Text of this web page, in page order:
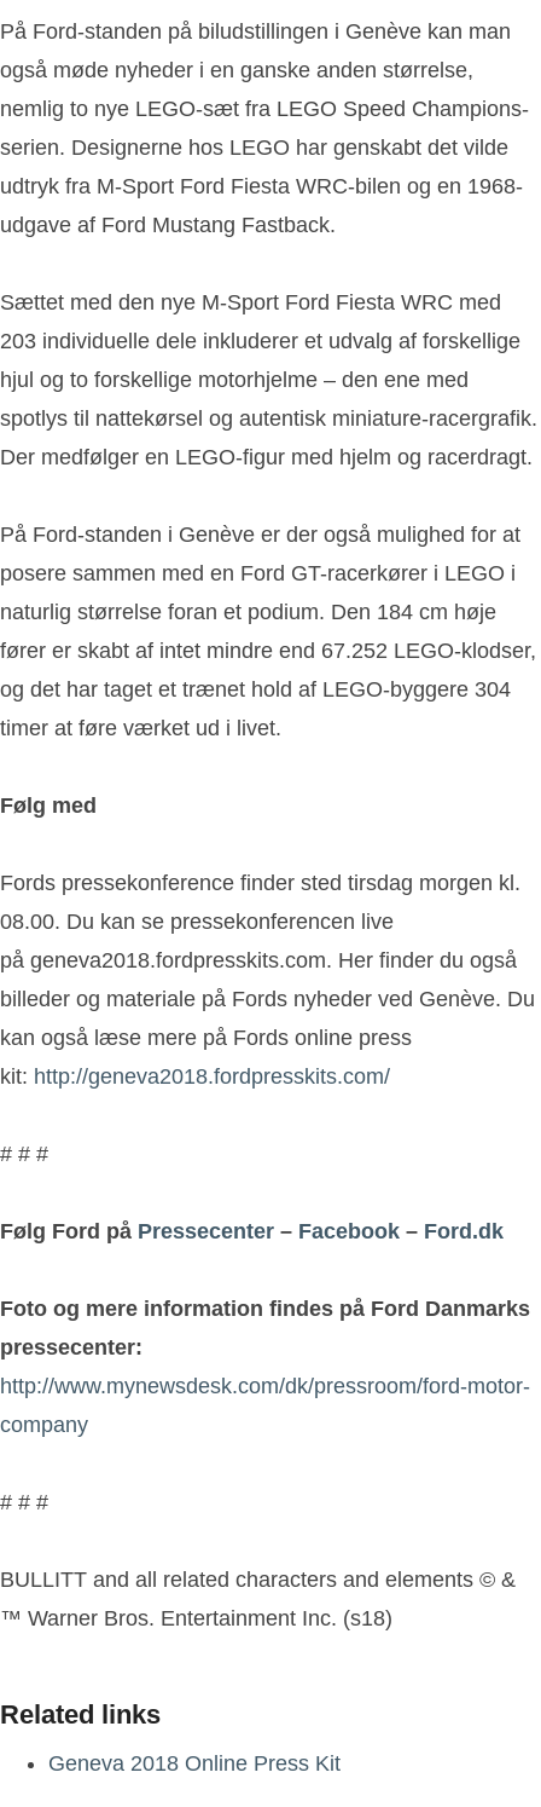
På Ford-standen på biludstillingen i Genève kan man
også møde nyheder i en ganske anden størrelse,
nemlig to nye LEGO-sæt fra LEGO Speed Champions-
serien. Designerne hos LEGO har genskabt det vilde
udtryk fra M-Sport Ford Fiesta WRC-bilen og en 1968-
udgave af Ford Mustang Fastback.
Sættet med den nye M-Sport Ford Fiesta WRC med
203 individuelle dele inkluderer et udvalg af forskellige
hjul og to forskellige motorhjelme – den ene med
spotlys til nattekørsel og autentisk miniature-racergrafik.
Der medfølger en LEGO-figur med hjelm og racerdragt.
På Ford-standen i Genève er der også mulighed for at
posere sammen med en Ford GT-racerkører i LEGO i
naturlig størrelse foran et podium. Den 184 cm høje
fører er skabt af intet mindre end 67.252 LEGO-klodser,
og det har taget et trænet hold af LEGO-byggere 304
timer at føre værket ud i livet.
Følg med
Fords pressekonference finder sted tirsdag morgen kl.
08.00. Du kan se pressekonferencen live
på geneva2018.fordpresskits.com. Her finder du også
billeder og materiale på Fords nyheder ved Genève. Du
kan også læse mere på Fords online press
kit: http://geneva2018.fordpresskits.com/
# # #
Følg Ford på Pressecenter – Facebook – Ford.dk
Foto og mere information findes på Ford Danmarks
pressecenter:
http://www.mynewsdesk.com/dk/pressroom/ford-motor-
company
# # #
BULLITT and all related characters and elements © &
™ Warner Bros. Entertainment Inc. (s18)
Related links
Geneva 2018 Online Press Kit